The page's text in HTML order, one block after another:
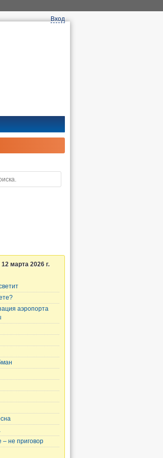
Вход
марта 2026 г.
аэропорта
– не приговор